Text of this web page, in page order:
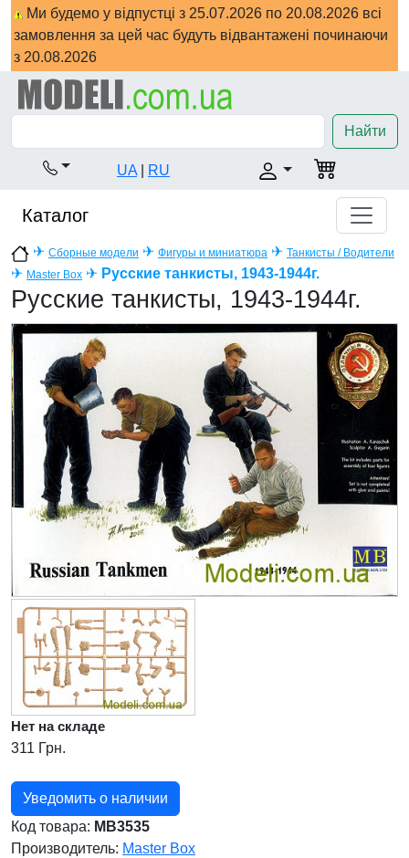
Ми будемо у відпустці з 25.07.2026 по 20.08.2026 всі
замовлення за цей час будуть відвантажені починаючи
з 20.08.2026
Найти
UA RU
Каталог
✈ Сборные модели ✈ Фигуры и миниатюра ✈ Танкисты / Водители
✈ Master Box ✈ Русские танкисты, 1943-1944г.
Русские танкисты, 1943-1944г.
Нет на складе
311 Грн.
Уведомить о наличии
Код товара: MB3535
Производитель: Master Box